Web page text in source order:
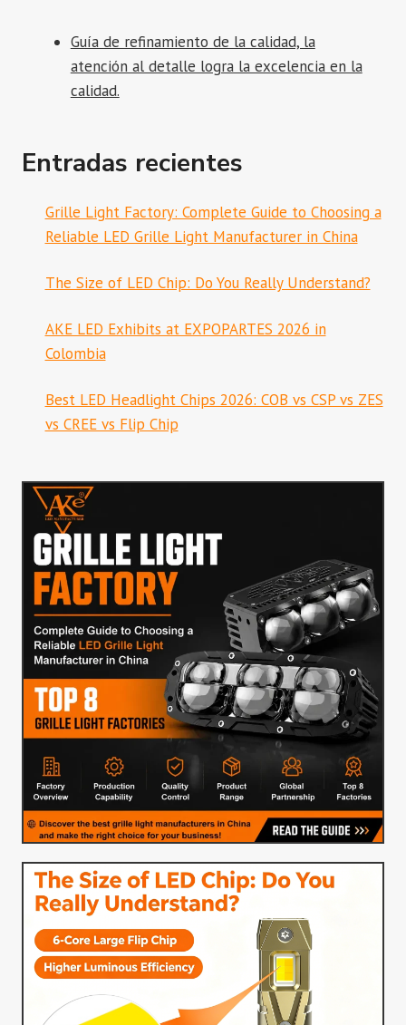
Guía de refinamiento de la calidad, la
atención al detalle logra la excelencia en la
calidad.
Entradas recientes
Grille Light Factory: Complete Guide to Choosing a
Reliable LED Grille Light Manufacturer in China
The Size of LED Chip: Do You Really Understand?
AKE LED Exhibits at EXPOPARTES 2026 in
Colombia
Best LED Headlight Chips 2026: COB vs CSP vs ZES
vs CREE vs Flip Chip